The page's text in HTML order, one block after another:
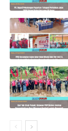
About